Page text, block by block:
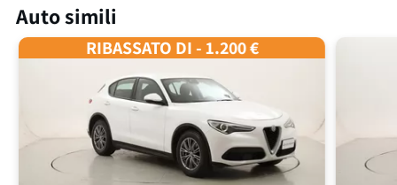
Auto simili
RIBASSATO DI - 1.200 €